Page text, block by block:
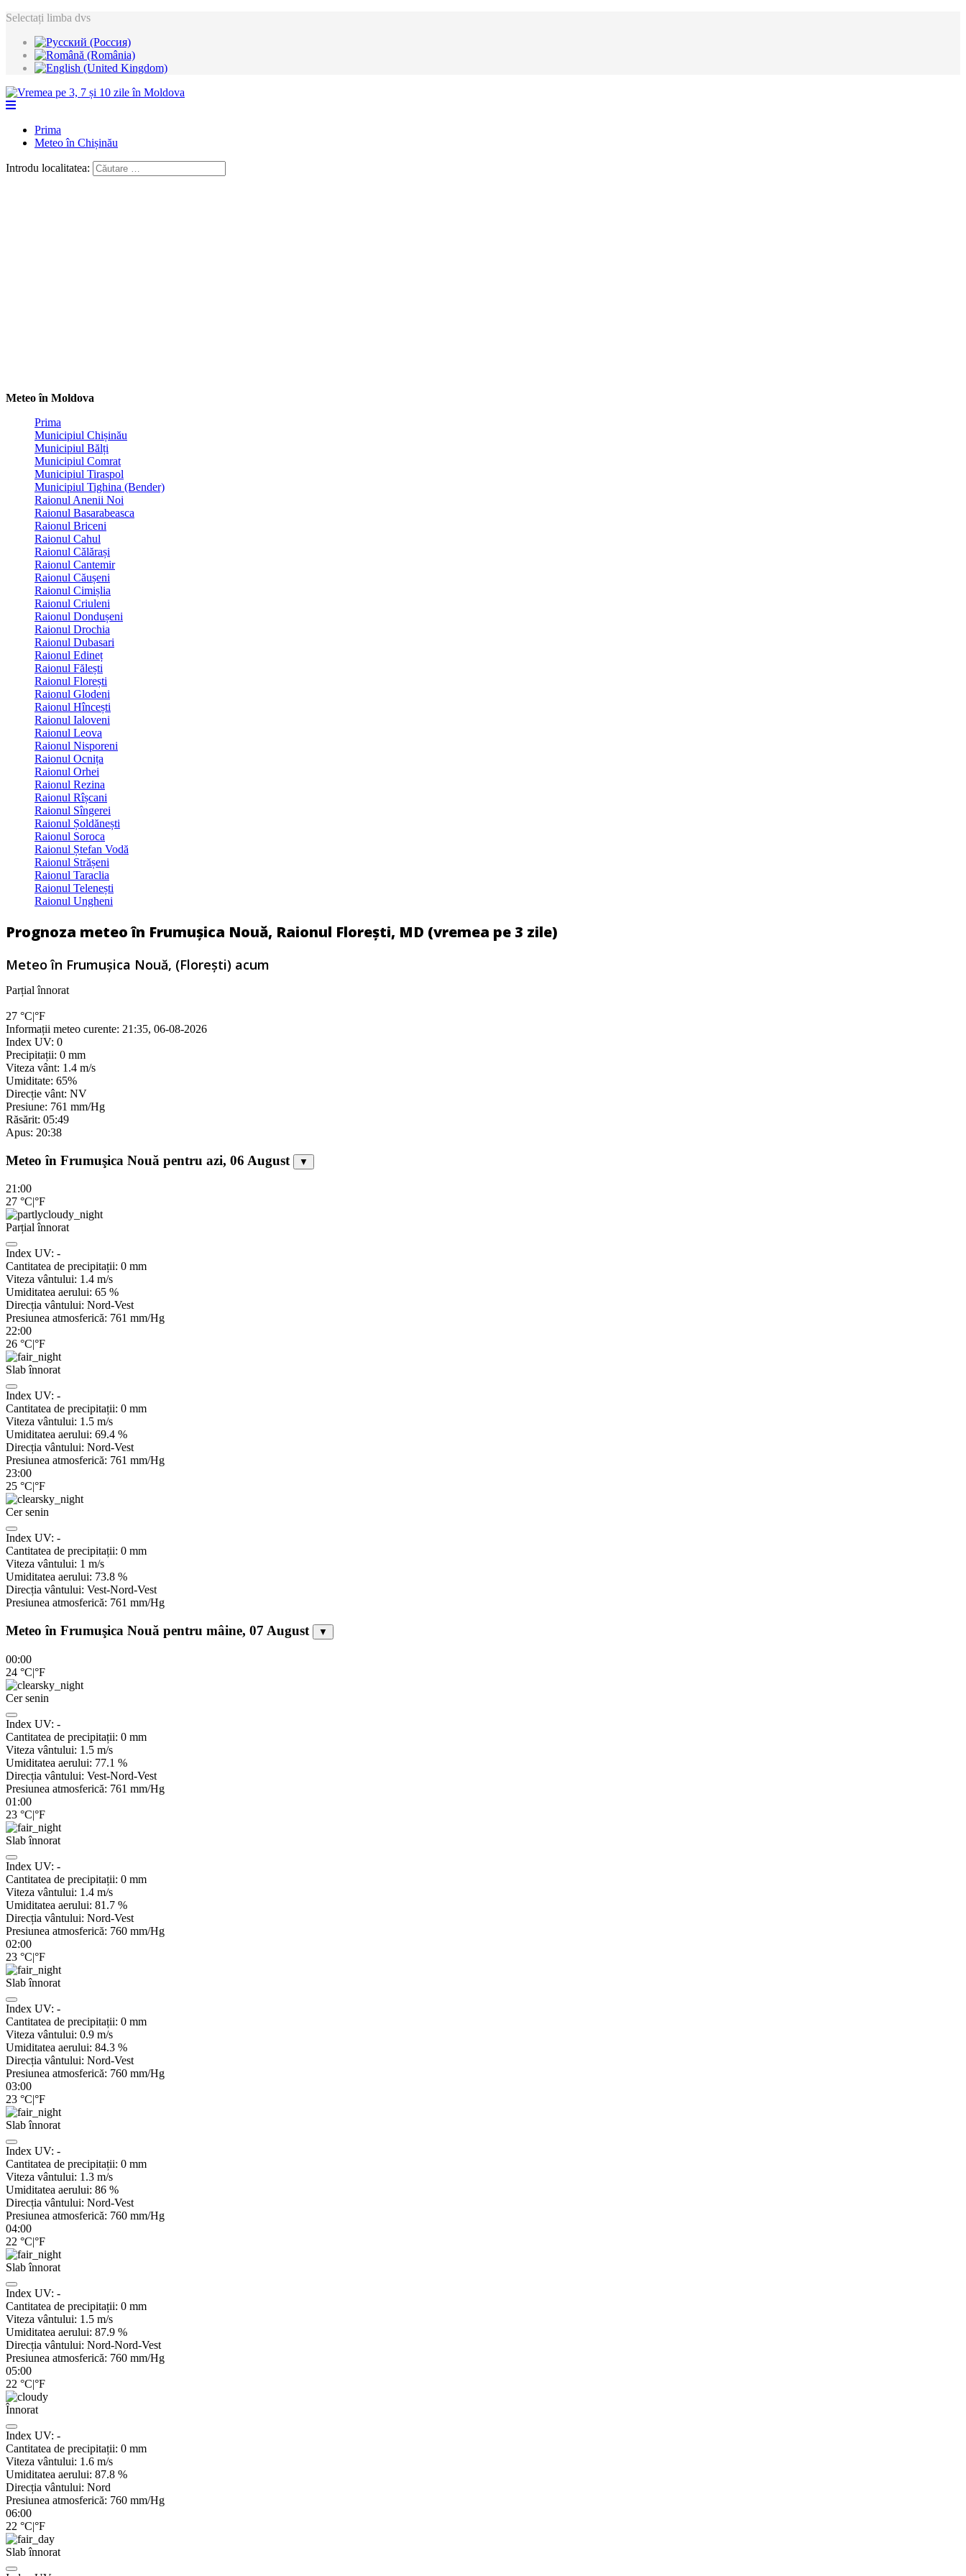
Selectați limba dvs
Prima
Meteo în Chișinău
Introdu localitatea:
Meteo în Moldova
Prima
Municipiul Chișinău
Municipiul Bălți
Municipiul Comrat
Municipiul Tiraspol
Municipiul Tighina (Bender)
Raionul Anenii Noi
Raionul Basarabeasca
Raionul Briceni
Raionul Cahul
Raionul Călărași
Raionul Cantemir
Raionul Căușeni
Raionul Cimișlia
Raionul Criuleni
Raionul Dondușeni
Raionul Drochia
Raionul Dubasari
Raionul Edineț
Raionul Fălești
Raionul Florești
Raionul Glodeni
Raionul Hîncești
Raionul Ialoveni
Raionul Leova
Raionul Nisporeni
Raionul Ocnița
Raionul Orhei
Raionul Rezina
Raionul Rîșcani
Raionul Sîngerei
Raionul Șoldănești
Raionul Soroca
Raionul Ștefan Vodă
Raionul Strășeni
Raionul Taraclia
Raionul Telenești
Raionul Ungheni
Prognoza meteo în Frumușica Nouă, Raionul Florești, MD (vremea pe 3 zile)
Meteo în Frumuşica Nouă, (Florești) acum
Parțial înnorat
27 °C|°F
Informații meteo curente: 21:35, 06-08-2026
Index UV: 0
Precipitații: 0 mm
Viteza vânt: 1.4 m/s
Umiditate: 65%
Direcție vânt: NV
Presiune: 761 mm/Hg
Răsărit: 05:49
Apus: 20:38
Meteo în Frumuşica Nouă pentru azi, 06 August ▼
21:00
27 °C|°F
Parțial înnorat
Index UV: -
Cantitatea de precipitații: 0 mm
Viteza vântului: 1.4 m/s
Umiditatea aerului: 65 %
Direcția vântului: Nord-Vest
Presiunea atmosferică: 761 mm/Hg
22:00
26 °C|°F
Slab înnorat
Index UV: -
Cantitatea de precipitații: 0 mm
Viteza vântului: 1.5 m/s
Umiditatea aerului: 69.4 %
Direcția vântului: Nord-Vest
Presiunea atmosferică: 761 mm/Hg
23:00
25 °C|°F
Cer senin
Index UV: -
Cantitatea de precipitații: 0 mm
Viteza vântului: 1 m/s
Umiditatea aerului: 73.8 %
Direcția vântului: Vest-Nord-Vest
Presiunea atmosferică: 761 mm/Hg
Meteo în Frumuşica Nouă pentru mâine, 07 August ▼
00:00
24 °C|°F
Cer senin
Index UV: -
Cantitatea de precipitații: 0 mm
Viteza vântului: 1.5 m/s
Umiditatea aerului: 77.1 %
Direcția vântului: Vest-Nord-Vest
Presiunea atmosferică: 761 mm/Hg
01:00
23 °C|°F
Slab înnorat
Index UV: -
Cantitatea de precipitații: 0 mm
Viteza vântului: 1.4 m/s
Umiditatea aerului: 81.7 %
Direcția vântului: Nord-Vest
Presiunea atmosferică: 760 mm/Hg
02:00
23 °C|°F
Slab înnorat
Index UV: -
Cantitatea de precipitații: 0 mm
Viteza vântului: 0.9 m/s
Umiditatea aerului: 84.3 %
Direcția vântului: Nord-Vest
Presiunea atmosferică: 760 mm/Hg
03:00
23 °C|°F
Slab înnorat
Index UV: -
Cantitatea de precipitații: 0 mm
Viteza vântului: 1.3 m/s
Umiditatea aerului: 86 %
Direcția vântului: Nord-Vest
Presiunea atmosferică: 760 mm/Hg
04:00
22 °C|°F
Slab înnorat
Index UV: -
Cantitatea de precipitații: 0 mm
Viteza vântului: 1.5 m/s
Umiditatea aerului: 87.9 %
Direcția vântului: Nord-Nord-Vest
Presiunea atmosferică: 760 mm/Hg
05:00
22 °C|°F
Înnorat
Index UV: -
Cantitatea de precipitații: 0 mm
Viteza vântului: 1.6 m/s
Umiditatea aerului: 87.8 %
Direcția vântului: Nord
Presiunea atmosferică: 760 mm/Hg
06:00
22 °C|°F
Slab înnorat